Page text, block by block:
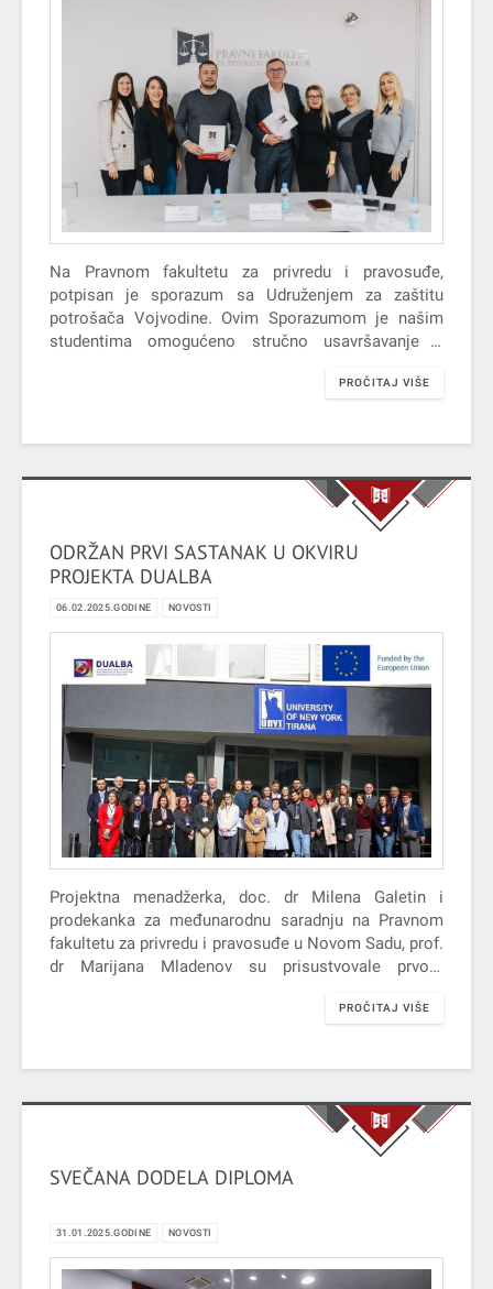
Na Pravnom fakultetu za privredu i pravosuđe,
potpisan je sporazum sa Udruženjem za zaštitu
potrošača Vojvodine. Ovim Sporazumom je našim
studentima omogućeno stručno usavršavanje u
PROČITAJ VIŠE
ODRŽAN PRVI SASTANAK U OKVIRU
PROJEKTA DUALBA
06.02.2025.GODINE NOVOSTI
Projektna menadžerka, doc. dr Milena Galetin i
prodekanka za međunarodnu saradnju na Pravnom
fakultetu za privredu i pravosuđe u Novom Sadu, prof.
dr Marijana Mladenov su prisustvovale prvom
PROČITAJ VIŠE
SVEČANA DODELA DIPLOMA
31.01.2025.GODINE NOVOSTI